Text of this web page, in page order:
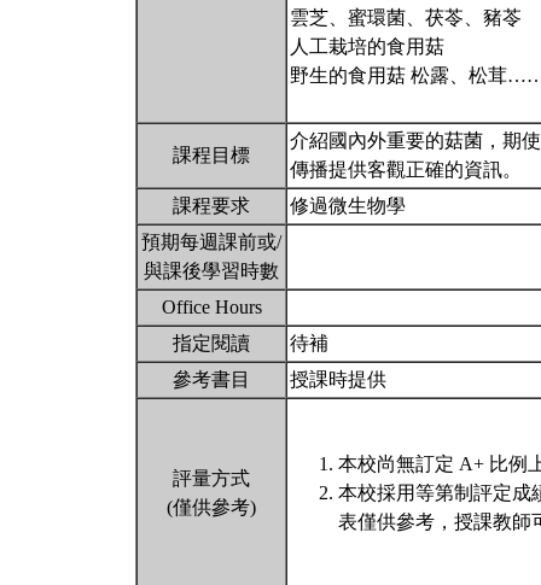
雲芝、蜜環菌、茯苓、豬苓
人工栽培的食用菇
野生的食用菇 松露、松茸
課程目標
介紹國內外重要的菇菌，期
傳播提供客觀正確的資訊。
課程要求
修過微生物學
預期每週課前或/
與課後學習時數
Office Hours
指定閱讀
待補
參考書目
授課時提供
評量方式
(僅供參考)
本校尚無訂定 A+ 比例
本校採用等第制評定成
表僅供參考，授課教師